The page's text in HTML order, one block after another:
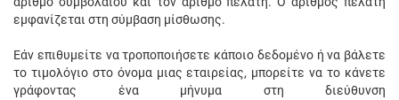
εμφανίζεται στη σύμβαση μίσθωσης.
Εάν επιθυμείτε να τροποποιήσετε κάποιο δεδομένο ή να βάλετε
το τιμολόγιο στο όνομα μιας εταιρείας, μπορείτε να το κάνετε
γράφοντας ένα μήνυμα στη διεύθυνση